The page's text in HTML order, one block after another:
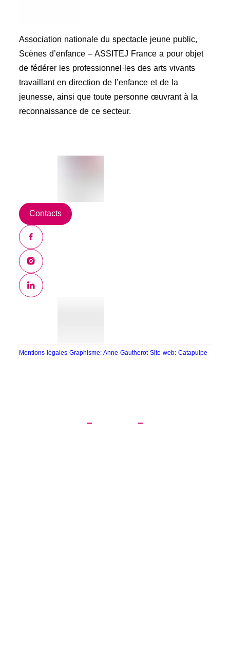
Association nationale du spectacle jeune public,
Scènes d’enfance – ASSITEJ France a pour objet
de fédérer les professionnel·les des arts vivants
travaillant en direction de l’enfance et de la
jeunesse, ainsi que toute personne œuvrant à la
reconnaissance de ce secteur.
Contacts
Mentions légalesGraphisme: Anne GautherotSite web: Catapulpe